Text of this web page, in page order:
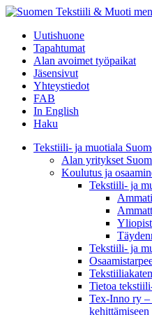
Uutishuone
Tapahtumat
Alan avoimet työpaikat
Jäsensivut
Yhteystiedot
FAB
In English
Haku
Tekstiili- ja muotiala
Alan yritykset
Koulutus ja
Tekstiili- ja
Tekstiili- ja
Tietoa
Tex-Inno ry –
kehittämiseen